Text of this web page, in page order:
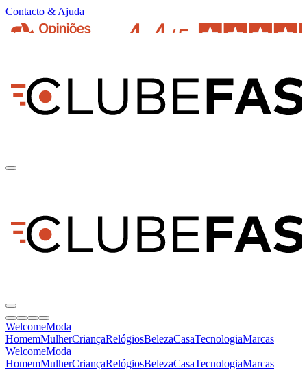
Contacto & Ajuda
WelcomeModa
HomemMulherCriançaRelógiosBelezaCasaTecnologiaMarcas
WelcomeModa
HomemMulherCriançaRelógiosBelezaCasaTecnologiaMarcas